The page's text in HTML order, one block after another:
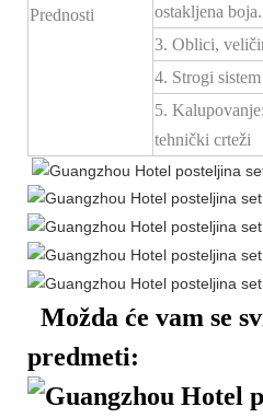
Prednosti
ostakljena boja.
3. Oblici,
4. Strogi
5.
tehnički crteži
Možda će vam se
predmeti: